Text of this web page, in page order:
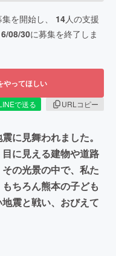
を開始し、 14人の支援
08/30に募集を終了しま
やってほしい
で送る
URLコピー
に見舞われました。
に見える建物や道路
の光景の中で、私た
ちろん熊本の子ども
震と戦い、おびえて